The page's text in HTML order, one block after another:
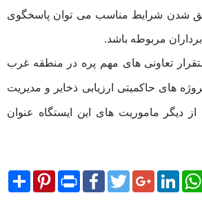
شدن شرایط مناسب می توان پاسخگوی
مربوطه باشد.
تعاونی های مهم پره در منطقه غرب
های حاکمیتی ارزیابی ذخایر و مدیریت
دیگر ماموریت های این ایستگاه عنوان
SharePinterest Print
FacebookTwitterGoogle+LinkedIn